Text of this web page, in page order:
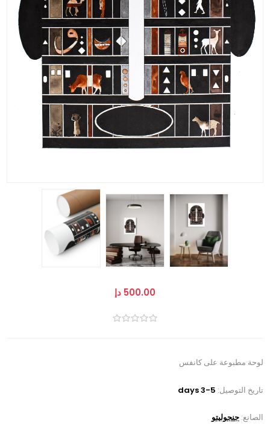
500.00 دإ
لوحة مطبوعة على كانفس
تاريخ التوصيل: 3-5 days
الصانع: جنجوليتو